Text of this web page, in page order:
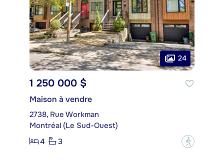
24
1 250 000 $
Maison à vendre
2738, Rue Workman
Montréal (Le Sud-Ouest)
4
3 ?